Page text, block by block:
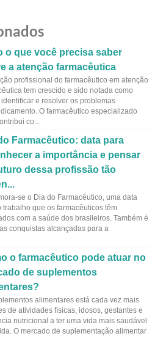
o que você precisa saber
a atenção farmacêutica
profissional do farmacêutico em atenção
tem crescido e sido notada como
e resolver os problemas
O farmacêutico especializado
co...
Farmacêutico: data para
a importância e pensar
dessa profissão tão
se o Dia do Farmacêutico, uma data
que os farmacêuticos têm
com a saúde dos brasileiros. Também é
conquistas alcançadas para a
o farmacêutico pode atuar no
de suplementos
alimentares está cada vez mais
de atividades físicas, idosos, gestantes e
nutricional a ter uma vida mais saudável
O mercado de suplementação alimentar